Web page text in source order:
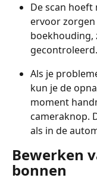
De scan
ervoor
boekhouding,
gecontroleerd.
Als je
kun je de
moment
cameraknop.
als in de
Bewerken
bonnen